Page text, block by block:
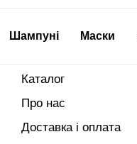
Шампуні Маски
Каталог
Про нас
Доставка і оплата